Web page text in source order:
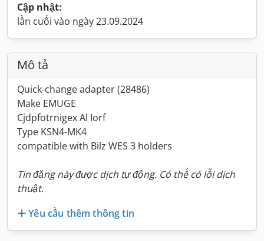
Cập nhật:
lần cuối vào ngày 23.09.2024
Mô tả
Quick-change adapter (28486)
Make EMUGE
Cjdpfotrnigex Al Iorf
Type KSN4-MK4
compatible with Bilz WES 3 holders
Tin đăng này được dịch tự động. Có thể có lỗi dịch
thuật.
Yêu cầu thêm thông tin